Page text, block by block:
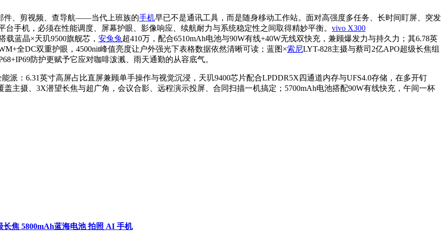
件、剪视频、查导航——当代上班族的手机早已不是通讯工具，而是随身移动工作站。面对高强度多任务、长时间盯屏、突发
手机，必须在性能调度、屏幕护眼、影像响应、续航耐力与系统稳定性之间取得精妙平衡。 vivo X300
载蓝晶×天玑9500旗舰芯， 安兔兔超410万，配合6510mAh电池与90W有线+40W无线双快充，兼顾爆发力与持久力；其6.78英
全DC双重护眼，4500nit峰值亮度让户外强光下表格数据依然清晰可读；蓝图×索尼LYT-828主摄与蔡司2亿APO超级长焦组
防护更赋予它应对咖啡泼溅、雨天通勤的从容底气。
派：6.31英寸高屏占比直屏兼顾单手操作与视觉沉浸，天玑9400芯片配合LPDDR5X四通道内存与UFS4.0存储，在多开钉
主摄、3X潜望长焦与超广角，会议合影、远程演示投屏、合同扫描一机搞定；5700mAh电池搭配90W有线快充，午间一杯
长焦 5800mAh蓝海电池 拍照 AI 手机